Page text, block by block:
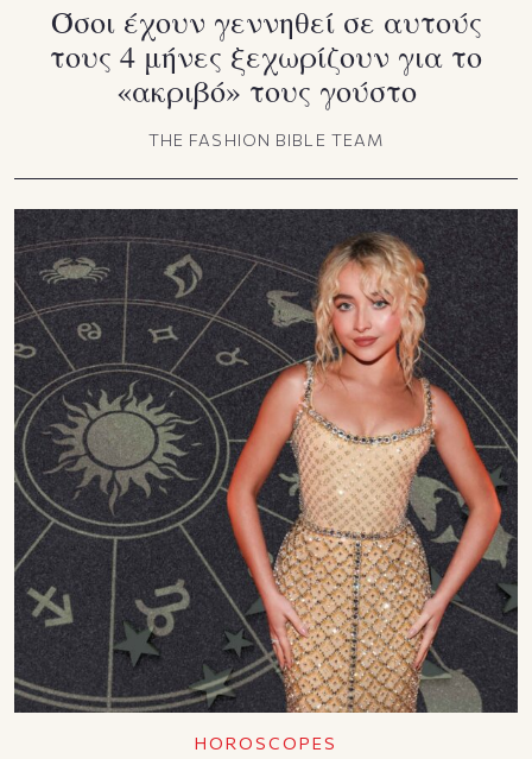
Όσοι έχουν γεννηθεί σε αυτούς
τους 4 μήνες ξεχωρίζουν για το
«ακριβό» τους γούστο
THE FASHION BIBLE TEAM
HOROSCOPES